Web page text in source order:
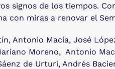
signos de los tiempos.
con miras a renovar el
Antonio Macía, José
Moreno, Antonio
de Urturi, Andrés